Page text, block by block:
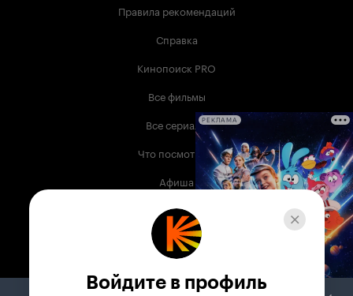
Правила рекомендаций
Справка
Кинопоиск PRO
Все фильмы
Все сериалы
Что посмотреть
Афиша
Музыка
Телепрограмма
РЕКЛАМА
Войдите в профиль